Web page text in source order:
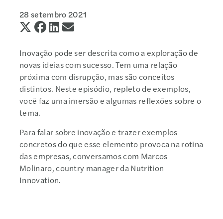
28 setembro 2021
Inovação pode ser descrita como a exploração de
novas ideias com sucesso. Tem uma relação
próxima com disrupção, mas são conceitos
distintos. Neste episódio, repleto de exemplos,
você faz uma imersão e algumas reflexões sobre o
tema.
Para falar sobre inovação e trazer exemplos
concretos do que esse elemento provoca na rotina
das empresas, conversamos com Marcos
Molinaro, country manager da Nutrition
Innovation.